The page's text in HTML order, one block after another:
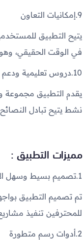
9. إمكانيات التعاون
يتيح التطبيق
في الوقت الحقيقي، وهو
10. دروس تعليمية ودعم
يقدم التطبيق مجموعة
نشط يتيح تبادل
مميزات التطبيق :
1. تصميم بسيط وسهل
تم تصميم التطبيق
للمحترفين تنفيذ
2. أدوات رسم متطورة